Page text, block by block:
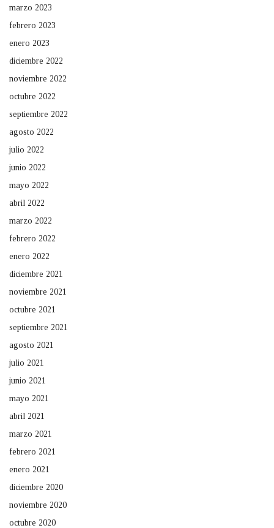
marzo 2023
febrero 2023
enero 2023
diciembre 2022
noviembre 2022
octubre 2022
septiembre 2022
agosto 2022
julio 2022
junio 2022
mayo 2022
abril 2022
marzo 2022
febrero 2022
enero 2022
diciembre 2021
noviembre 2021
octubre 2021
septiembre 2021
agosto 2021
julio 2021
junio 2021
mayo 2021
abril 2021
marzo 2021
febrero 2021
enero 2021
diciembre 2020
noviembre 2020
octubre 2020